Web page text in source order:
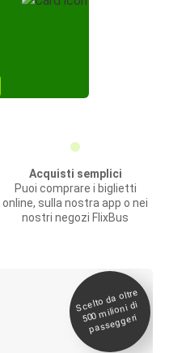
Acquisti semplici
Puoi comprare i biglietti
online, sulla nostra app o nei
nostri negozi FlixBus
Scelto da oltre
500
milioni di
passeggeri